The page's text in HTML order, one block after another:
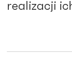
realizacji